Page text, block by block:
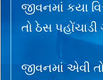
જીવનમાં કયા
તો ઠેસ
જીવનમાં એવી